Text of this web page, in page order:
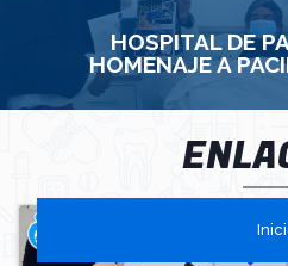
HOSPITAL DE
HOMENAJE A